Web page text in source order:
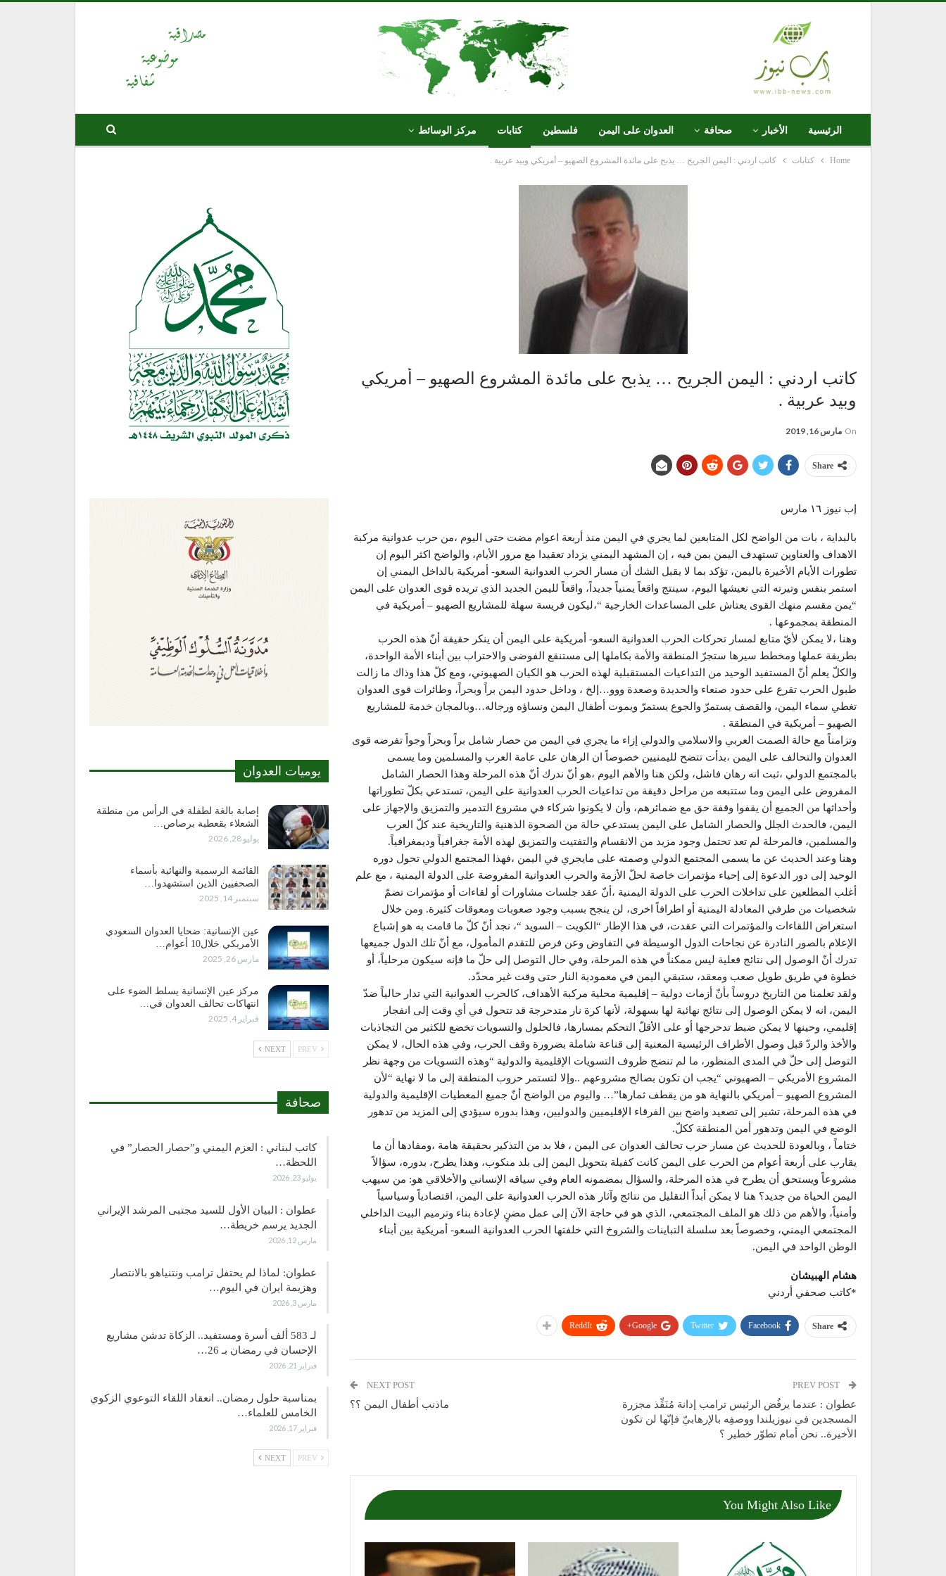
الرئيسية الأخبار صحافة العدوان على اليمن فلسطين كتابات مركز الوسائط
Home كتابات كاتب اردني : اليمن الجريح … يذبح على مائدة المشروع الصهيو – أمريكي وبيد عربية .
كاتب اردني : اليمن الجريح … يذبح على مائدة المشروع الصهيو – أمريكي
وبيد عربية .
On مارس 16, 2019
Share
إب نيوز ١٦ مارس
بالبداية ، بات من الواضح لكل المتابعين لما يجري في اليمن منذ أربعة اعوام مضت حتى اليوم ،من حرب عدوانية مركبة
الاهداف والعناوين تستهدف اليمن بمن فيه ، إن المشهد اليمني يزداد تعقيدا مع مرور الأيام، والواضح اكثر اليوم إن
تطورات الأيام الأخيرة باليمن، تؤكد بما لا يقبل الشك أن مسار الحرب العدوانية السعو- أمريكية بالداخل اليمني إن
استمر بنفس وتيرته التي نعيشها اليوم، سينتج واقعاً يمنياً جديداً، واقعاً لليمن الجديد الذي تريده قوى العدوان على اليمن
“يمن مقسم منهك القوى يعتاش على المساعدات الخارجية “،ليكون فريسة سهلة للمشاريع الصهيو – أمريكية في
المنطقة بمجموعها .
وهنا ،لا يمكن لأيّ متابع لمسار تحركات الحرب العدوانية السعو- أمريكية على اليمن أن ينكر حقيقة أنّ هذه الحرب
بطريقة عملها ومخطط سيرها ستجرّ المنطقة والأمة بكاملها إلى مستنقع الفوضى والاحتراب بين أبناء الأمة الواحدة،
والكلّ يعلم أنّ المستفيد الوحيد من التداعيات المستقبلية لهذه الحرب هو الكيان الصهيوني، ومع كلّ هذا وذاك ما زالت
طبول الحرب تقرع على حدود صنعاء والحديدة وصعدة ووو…إلخ ، وداخل حدود اليمن براً وبحراً، وطائرات قوى العدوان
تغطي سماء اليمن، والقصف يستمرّ والجوع يستمرّ ويموت أطفال اليمن ونساؤه ورجاله…وبالمجان خدمة للمشاريع
الصهيو – أمريكية في المنطقة .
وتزامناً مع حالة الصمت العربي والاسلامي والدولي إزاء ما يجري في اليمن من حصار شامل براً وبحراً وجواً تفرضه قوى
العدوان والتحالف على اليمن ،بدأت تتضح لليمنيين خصوصاً ان الرهان على عامة العرب والمسلمين وما يسمى
بالمجتمع الدولي ،ثبت انه رهان فاشل، ولكن هنا والأهم اليوم ،هو أنّ ندرك أنّ هذه المرحلة وهذا الحصار الشامل
المفروض على اليمن وما ستتبعه من مراحل دقيقة من تداعيات الحرب العدوانية على اليمن، تستدعي بكلّ تطوراتها
وأحداثها من الجميع أن يقفوا وقفة حق مع ضمائرهم، وأن لا يكونوا شركاء في مشروع التدمير والتمزيق والإجهاز على
اليمن، فالحدث الجلل والحصار الشامل على اليمن يستدعي حالة من الصحوة الذهنية والتاريخية عند كلّ العرب
والمسلمين، فالمرحلة لم تعد تحتمل وجود مزيد من الانقسام والتفتيت والتمزيق لهذه الأمة جغرافياً وديمغرافياً.
وهنا وعند الحديث عن ما يسمى المجتمع الدولي وصمته على مايجري في اليمن ،فهذا المجتمع الدولي تحول دوره
الوحيد إلى دور الدعوة إلى إحياء مؤتمرات خاصة لحلّ الأزمة والحرب العدوانية المفروضة على الدولة اليمنية ، مع علم
أغلب المطلعين على تداخلات الحرب على الدولة اليمنية ،أنّ عقد جلسات مشاورات أو لقاءات أو مؤتمرات تضمّ
شخصيات من طرفي المعادلة اليمنية أو اطرافاً اخرى، لن ينجح بسبب وجود صعوبات ومعوقات كثيرة. ومن خلال
استعراض اللقاءات والمؤتمرات التي عقدت، في هذا الإطار “الكويت – السويد “، نجد أنّ كلّ ما قامت به هو إشباع
الإعلام بالصور النادرة عن نجاحات الدول الوسيطة في التفاوض وعن فرص للتقدم المأمول، مع أنّ تلك الدول جميعها
تدرك أنّ الوصول إلى نتائج فعلية ليس ممكناً في هذه المرحلة، وفي حال التوصل إلى حلّ ما فإنه سيكون مرحلياً، أو
خطوة في طريق طويل صعب ومعقد، ستبقي اليمن في معمودية النار حتى وقت غير محدّد.
ولقد تعلمنا من التاريخ دروساً بأنّ أزمات دولية – إقليمية محلية مركبة الأهداف، كالحرب العدوانية التي تدار حالياً ضدّ
اليمن، انه لا يمكن الوصول إلى نتائج نهائية لها بسهولة، لأنها كرة نار متدحرجة قد تتحول في أي وقت إلى انفجار
إقليمي، وحينها لا يمكن ضبط تدحرجها أو على الأقلّ التحكم بمسارها، فالحلول والتسويات تخضع للكثير من التجاذبات
والأخذ والردّ قبل وصول الأطراف الرئيسية المعنية إلى قناعة شاملة بضرورة وقف الحرب، وفي هذه الحال، لا يمكن
التوصل إلى حلّ في المدى المنظور، ما لم تنضج ظروف التسويات الإقليمية والدولية “وهذه التسويات من وجهة نظر
المشروع الأمريكي – الصهيوني “يجب ان تكون بصالح مشروعهم ..وإلا لتستمر حروب المنطقة إلى ما لا نهاية “لأن
المشروع الصهيو – أمريكي بالنهاية هو من يقطف ثمارها”… واليوم من الواضح أنّ جميع المعطيات الإقليمية والدولية
في هذه المرحلة، تشير إلى تصعيد واضح بين الفرقاء الإقليميين والدوليين، وهذا بدوره سيؤدي إلى المزيد من تدهور
الوضع في اليمن وتدهور أمن المنطقة ككلّ.
ختاماً ، وبالعودة للحديث عن مسار حرب تحالف العدوان عى اليمن ، فلا بد من التذكير بحقيقة هامة ،ومفادها أن ما
يقارب على أربعة أعوام من الحرب على اليمن كانت كفيلة بتحويل اليمن إلى بلد منكوب، وهذا يطرح، بدوره، سؤالاً
مشروعاً ويستحق أن يطرح في هذه المرحلة، والسؤال بمضمونه العام وفي سياقه الإنساني والأخلاقي هو: من سيهب
اليمن الحياة من جديد؟ هنا لا يمكن أبداً التقليل من نتائج وآثار هذه الحرب العدوانية على اليمن، اقتصادياً وسياسياً
وأمنياً، والأهم من ذلك هو الملف المجتمعي، الذي هو في حاجة الآن إلى عمل مضنٍ لإعادة بناء وترميم البيت الداخلي
المجتمعي اليمني، وخصوصاً بعد سلسلة التباينات والشروخ التي خلفتها الحرب العدوانية السعو- أمريكية بين أبناء
الوطن الواحد في اليمن.
هشام الهبيشان
*كاتب صحفي أردني
Share
Facebook
Twitter
Google+
ReddIt
عطوان : عندما يرفُض الرئيس ترامب إدانة مُنَفِّذ مجزرة
المسجدين في نيوزيلندا ووصفِه بالإرهابيّ فإنّها لن تكون
الأخيرة.. نحن أمام تطوّر خطير ؟
NEXT POST
ماذنب أطفال اليمن ؟؟
You Might Also Like
يوميات العدوان
إصابة بالغة لطفلة في الرأس من منطقة
الشعلاء بقعطبة برصاص…
يوليو 28, 2026
القائمة الرسمية والنهائية بأسماء
الصحفيين الذين استشهدوا…
سبتمبر 14, 2025
عين الإنسانية: ضحايا العدوان السعودي
الأمريكي خلال10 أعوام…
مارس 26, 2025
مركز عين الإنسانية يسلط الضوء على
انتهاكات تحالف العدوان في…
فبراير 4, 2025
NEXT
صحافة
كاتب لبناني : العزم اليمني و”حصار الحصار” في
اللحظة…
يوليو 23, 2026
عطوان : البيان الأول للسيد مجتبى المرشد الإيراني
الجديد يرسم خريطة…
مارس 12, 2026
عطوان: لماذا لم يحتفل ترامب ونتنياهو بالانتصار
وهزيمة ايران في اليوم…
مارس 3, 2026
لـ 583 ألف أسرة ومستفيد.. الزكاة تدشن مشاريع
الإحسان في رمضان بـ 26…
فبراير 21, 2026
بمناسبة حلول رمضان.. انعقاد اللقاء التوعوي الزكوي
الخامس للعلماء…
فبراير 17, 2026
NEXT